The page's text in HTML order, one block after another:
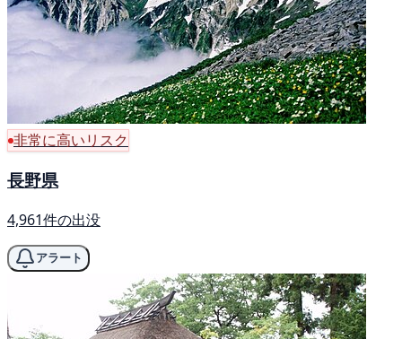
非常に高いリスク
長野県
4,961件の出没
アラート